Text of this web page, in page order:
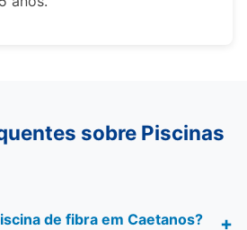
sobre Piscinas
de fibra em Caetanos?